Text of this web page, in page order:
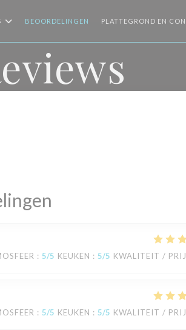
BEOORDELINGEN PLATTEGROND EN
: 5/5 KEUKEN : 5/5 KWALITEIT /
: 5/5 KEUKEN : 5/5 KWALITEIT /